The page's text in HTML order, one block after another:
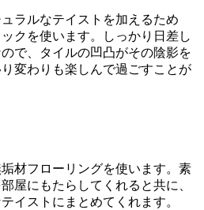
ラルなテイストを加えるため
クを使います。しっかり日差し
で、タイルの凹凸がその陰影を
変わりも楽しんで過ごすことが
材フローリングを使います。素
屋にもたらしてくれると共に、
イストにまとめてくれます。